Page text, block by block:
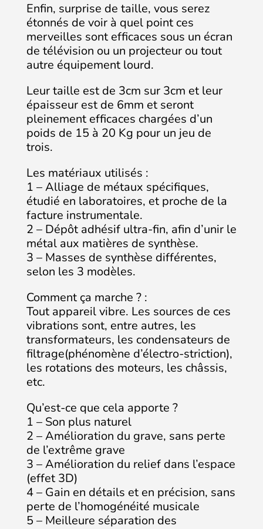
Enfin, surprise de taille, vous serez
étonnés de voir à quel point ces
merveilles sont efficaces sous un écran
de télévision ou un projecteur ou tout
autre équipement lourd.
Leur taille est de 3cm sur 3cm et leur
épaisseur est de 6mm et seront
pleinement efficaces chargées d’un
poids de 15 à 20 Kg pour un jeu de
trois.
Les matériaux utilisés :
1 – Alliage de métaux spécifiques,
étudié en laboratoires, et proche de la
facture instrumentale.
2 – Dépôt adhésif ultra-fin, afin d’unir le
métal aux matières de synthèse.
3 – Masses de synthèse différentes,
selon les 3 modèles.
Comment ça marche ? :
Tout appareil vibre. Les sources de ces
vibrations sont, entre autres, les
transformateurs, les condensateurs de
filtrage(phénomène d’électro-striction),
les rotations des moteurs, les châssis,
etc.
Qu’est-ce que cela apporte ?
1 – Son plus naturel
2 – Amélioration du grave, sans perte
de l’extrême grave
3 – Amélioration du relief dans l’espace
(effet 3D)
4 – Gain en détails et en précision, sans
perte de l’homogénéité musicale
5 – Meilleure séparation des